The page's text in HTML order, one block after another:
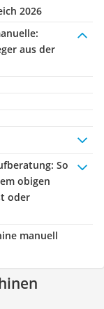
2026
aus der
: So
obigen
oder
manuell